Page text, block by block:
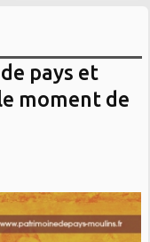
pays et
moment de